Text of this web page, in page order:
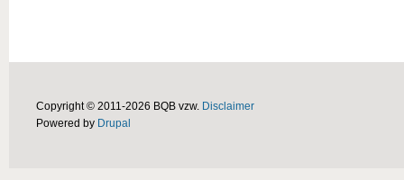
Copyright © 2011-2026 BQB vzw. Disclaimer
Powered by Drupal